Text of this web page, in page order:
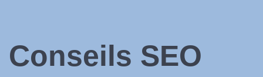
Conseils SEO